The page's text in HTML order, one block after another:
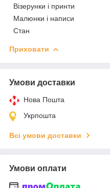
Візерунки і принти
Малюнки і написи
Стан
Приховати
Умови доставки
Нова Пошта
Укрпошта
Всі умови доставки
Умови оплати